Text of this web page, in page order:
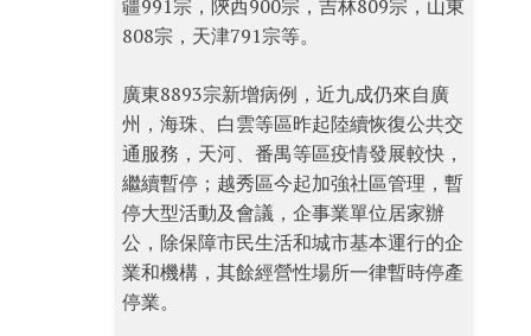
疆991宗，陝西900宗，吉林809宗，山東
808宗，天津791宗等。
廣東8893宗新增病例，近九成仍來自廣
州，海珠、白雲等區昨起陸續恢復公共交
通服務，天河、番禺等區疫情發展較快，
繼續暫停；越秀區今起加強社區管理，暫
停大型活動及會議，企事業單位居家辦
公，除保障市民生活和城市基本運行的企
業和機構，其餘經營性場所一律暫時停產
停業。